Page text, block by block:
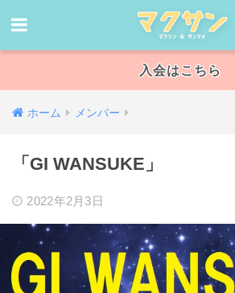
入会はこちら
ホーム メンバー
「GI WANSUKE」
2022年2月3日